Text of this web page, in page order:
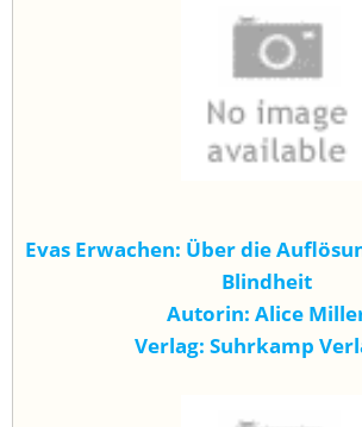
Evas Erwachen: Über die
Blindheit
Autorin: Alice
Verlag: Suhrkamp